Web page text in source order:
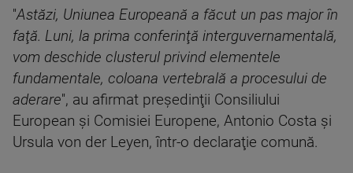
''Astăzi, Uniunea Europeană a făcut un pas major în
faţă. Luni, la prima conferinţă interguvernamentală,
vom deschide clusterul privind elementele
fundamentale, coloana vertebrală a procesului de
aderare'', au afirmat preşedinţii Consiliului
European şi Comisiei Europene, Antonio Costa şi
Ursula von der Leyen, într-o declaraţie comună.